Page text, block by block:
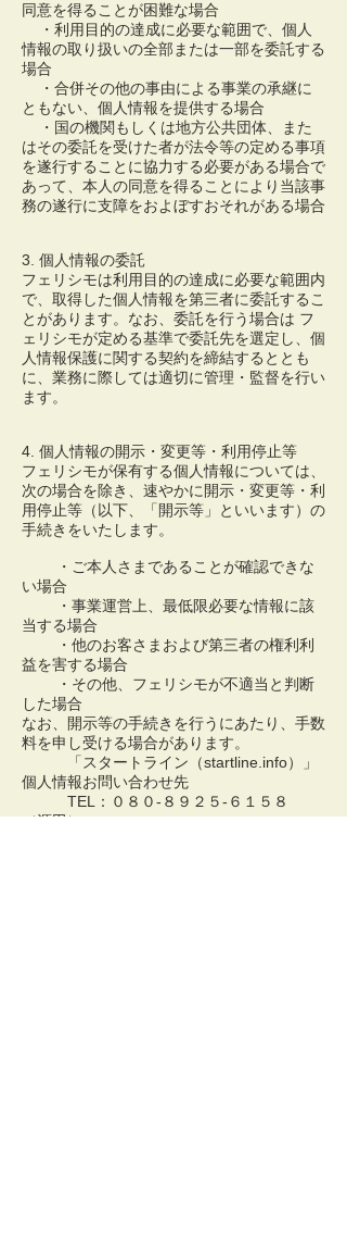
同意を得ることが困難な場合
・利用目的の達成に必要な範囲で、個人
情報の取り扱いの全部または一部を委託する
場合
・合併その他の事由による事業の承継に
ともない、個人情報を提供する場合
・国の機関もしくは地方公共団体、また
はその委託を受けた者が法令等の定める事項
を遂行することに協力する必要がある場合で
あって、本人の同意を得ることにより当該事
務の遂行に支障をおよぼすおそれがある場合
3. 個人情報の委託
フェリシモは利用目的の達成に必要な範囲内
で、取得した個人情報を第三者に委託するこ
とがあります。なお、委託を行う場合は フ
ェリシモが定める基準で委託先を選定し、個
人情報保護に関する契約を締結するととも
に、業務に際しては適切に管理・監督を行い
ます。
4. 個人情報の開示・変更等・利用停止等
フェリシモが保有する個人情報については、
次の場合を除き、速やかに開示・変更等・利
用停止等（以下、「開示等」といいます）の
手続きをいたします。
・ご本人さまであることが確認できな
い場合
・事業運営上、最低限必要な情報に該
当する場合
・他のお客さまおよび第三者の権利利
益を害する場合
・その他、フェリシモが不適当と判断
した場合
なお、開示等の手続きを行うにあたり、手数
料を申し受ける場合があります。
「スタートライン（startline.info）」
個人情報お問い合わせ先
TEL：０８０-８９２５-６１５８
（源田）